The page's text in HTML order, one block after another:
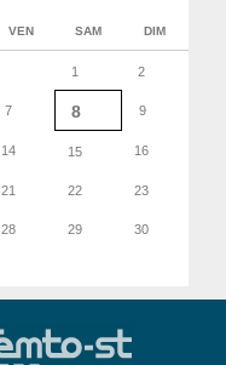
VEN SAM DIM
1 2
7 8 9
14 15 16
21 22 23
28 29 30